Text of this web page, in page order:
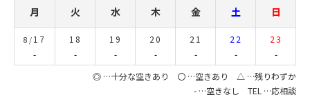
月 火 水 木 金 土 日
8/ 17
-
18
-
19
-
20
-
21
-
22
-
23
-
◎ …十分な空きあり 〇 …空きあり △ …残りわずか
- …空きなし TEL …応相談